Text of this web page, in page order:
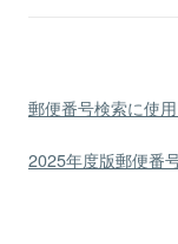
郵便番号検索に使
2025年度版郵便番